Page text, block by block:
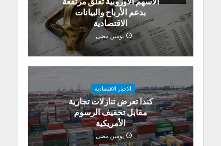
بدعم الأرباح والبيانات
الاقتصادية
يومين مضى
الاخبار الاقتصادية
كندا تعرض تنازلات تجارية
مقابل تخفيف الرسوم
الأمريكية
يومين مضى